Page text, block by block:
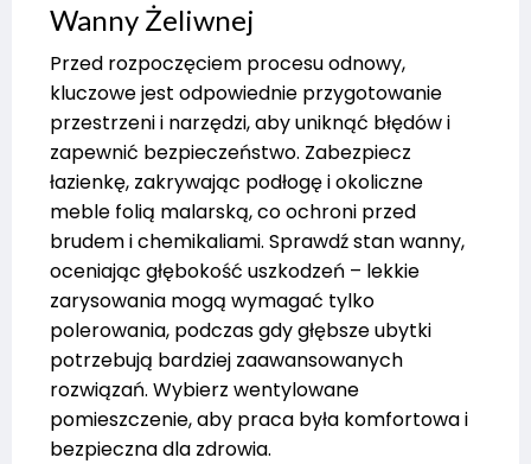
Wanny Żeliwnej
Przed rozpoczęciem procesu odnowy,
kluczowe jest odpowiednie przygotowanie
przestrzeni i narzędzi, aby uniknąć błędów i
zapewnić bezpieczeństwo. Zabezpiecz
łazienkę, zakrywając podłogę i okoliczne
meble folią malarską, co ochroni przed
brudem i chemikaliami. Sprawdź stan wanny,
oceniając głębokość uszkodzeń – lekkie
zarysowania mogą wymagać tylko
polerowania, podczas gdy głębsze ubytki
potrzebują bardziej zaawansowanych
rozwiązań. Wybierz wentylowane
pomieszczenie, aby praca była komfortowa i
bezpieczna dla zdrowia.